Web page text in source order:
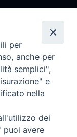
per
anche per
semplici",
e
nella
dei
puoi avere